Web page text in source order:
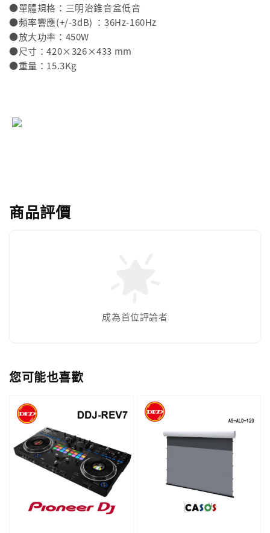
●單體規格：三明治錐音盆低音
●頻率響應(+/-3dB) ：36Hz-160Hz
●放大功率：450W
●尺寸：420×326×433 mm
●重量：15.3Kg
商品評價
成為首位評論者
您可能也喜歡